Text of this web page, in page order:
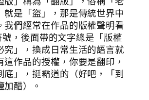
就是「盜」，那是傳統世界中
我們經常在作品的版權聲明看
，後面帶的文字總是「版權
究」，換成日常生活的語言就
作品的授權，你要是翻印，
底」，挺霸道的（好吧，「到
醋）。